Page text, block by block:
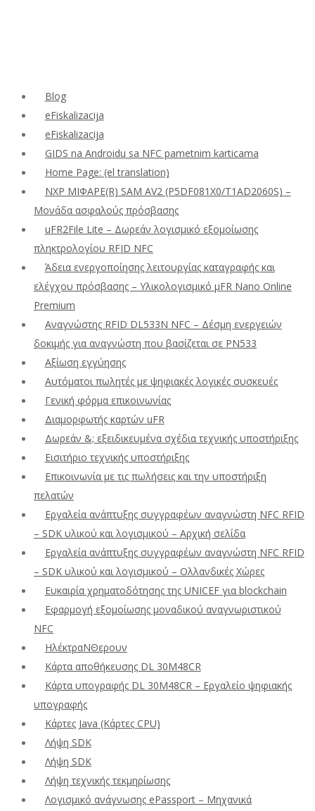
Blog
eFiskalizacija
eFiskalizacija
GIDS na Androidu sa NFC pametnim karticama
Home Page: (el translation)
NXP ΜΙΦΑΡΕ(R) SAM AV2 (P5DF081X0/T1AD2060S) –
Μονάδα ασφαλούς πρόσβασης
uFR2File Lite – Δωρεάν λογισμικό εξομοίωσης
πληκτρολογίου RFID NFC
Άδεια ενεργοποίησης λειτουργίας καταγραφής και
ελέγχου πρόσβασης – Υλικολογισμικό μFR Nano Online
Premium
Αναγνώστης RFID DL533N NFC – Δέσμη ενεργειών
δοκιμής για αναγνώστη που βασίζεται σε PN533
Αξίωση εγγύησης
Αυτόματοι πωλητές με ψηφιακές λογικές συσκευές
Γενική φόρμα επικοινωνίας
Διαμορφωτής καρτών uFR
Δωρεάν &; εξειδικευμένα σχέδια τεχνικής υποστήριξης
Εισιτήριο τεχνικής υποστήριξης
Επικοινωνία με τις πωλήσεις και την υποστήριξη
πελατών
Εργαλεία ανάπτυξης συγγραφέων αναγνώστη NFC RFID
– SDK υλικού και λογισμικού – Αρχική σελίδα
Εργαλεία ανάπτυξης συγγραφέων αναγνώστη NFC RFID
– SDK υλικού και λογισμικού – Ολλανδικές Χώρες
Ευκαιρία χρηματοδότησης της UNICEF για blockchain
Εφαρμογή εξομοίωσης μοναδικού αναγνωριστικού
NFC
ΗλέκτραΝΘερουν
Κάρτα αποθήκευσης DL 30M48CR
Κάρτα υπογραφής DL 30M48CR – Εργαλείο ψηφιακής
υπογραφής
Κάρτες Java (Κάρτες CPU)
Λήψη SDK
Λήψη SDK
Λήψη τεχνικής τεκμηρίωσης
Λογισμικό ανάγνωσης ePassport – Μηχανικά